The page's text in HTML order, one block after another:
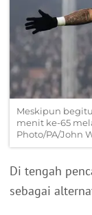
Meskipun
menit ke-65
Photo/PA/John
Di tengah
sebagai